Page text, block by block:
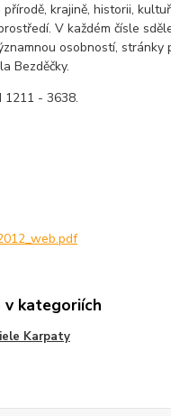
krajině, historii,
V každém čísle
osobností, stránky
Bezděčky.
1211 - 3638.
v kategoriích
Karpaty